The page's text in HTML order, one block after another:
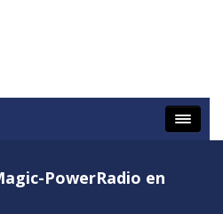
PowerRadio en